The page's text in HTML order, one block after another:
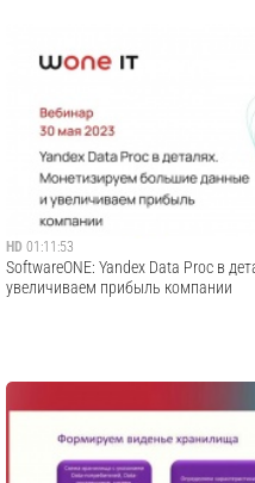
HD 01:11:53
SoftwareONE: Yandex Data Proc в
увеличиваем прибыль компании